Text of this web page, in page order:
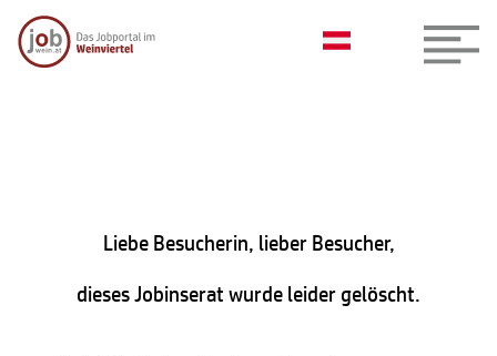
Liebe Besucherin, lieber Besucher,
dieses Jobinserat wurde leider gelöscht.